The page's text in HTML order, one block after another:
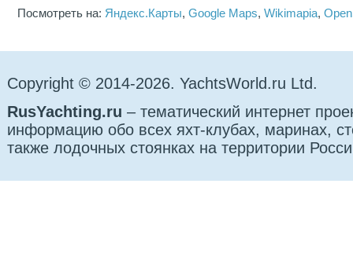
Посмотреть на: Яндекс.Карты,Google Maps,Wikimapia,
Copyright © 2014-2026. YachtsWorld.ru Ltd.
RusYachting.ru – тематический интернет
информацию обо всех яхт-клубах, маринах,
также лодочных стоянках на территории